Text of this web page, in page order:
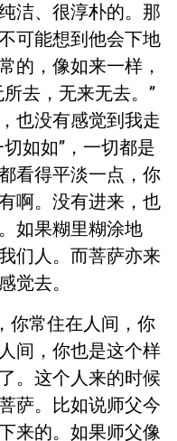
洁、很淳朴的。那
可能想到他会下地
的，像如来一样，
去，无来无去。”
也没有感觉到我走
如如”，一切都是
看得平淡一点，你
啊。没有进来，也
如果糊里糊涂地
们人。而菩萨亦来
觉去。
你常住在人间，你
间，你也是这个样
。这个人来的时候
萨。比如说师父今
来的。如果师父像